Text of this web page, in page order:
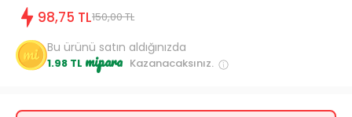
98,75 TL150,00 TL
Bu ürünü satın aldığınızda
1.98 TL mipara Kazanacaksınız.